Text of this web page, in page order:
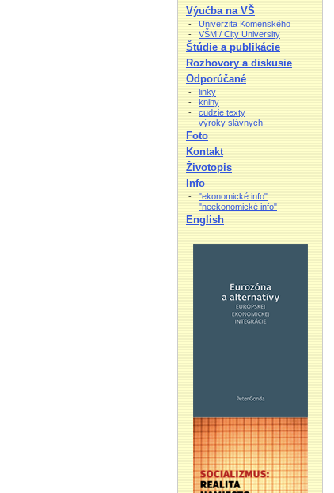
Výučba na VŠ
- Univerzita Komenského
- VŠM / City University
Štúdie a publikácie
Rozhovory a diskusie
Odporúčané
- linky
- knihy
- cudzie texty
- výroky slávnych
Foto
Kontakt
Životopis
Info
- "ekonomické info"
- "neekonomické info"
English